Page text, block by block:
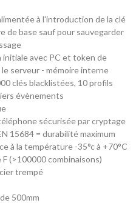
à l'introduction de la clé
de base sauf pour sauvegarder
initiale avec PC et token de
serveur - mémoire interne
clés blacklistées, 10 profils
évènements
sécurisée par cryptage
15684 = durabilité maximum
à la température -35°c à +70°C
(>100000 combinaisons)
trempé
500mm